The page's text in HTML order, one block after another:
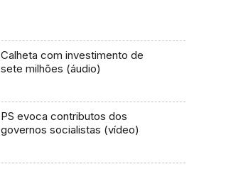
Calheta com investimento de
sete milhões (áudio)
PS evoca contributos dos
governos socialistas (vídeo)